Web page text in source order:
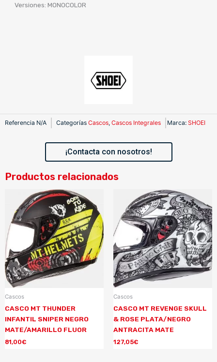
Versiones: MONOCOLOR
Referencia N/A Categorías Cascos, Cascos Integrales Marca: SHOEI
¡Contacta con nosotros!
Productos relacionados
Cascos
CASCO MT THUNDER
INFANTIL SNIPER NEGRO
MATE/AMARILLO FLUOR
81,00€
Cascos
CASCO MT REVENGE SKULL
& ROSE PLATA/NEGRO
ANTRACITA MATE
127,05€